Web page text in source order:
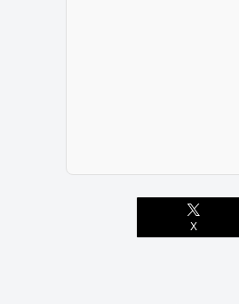
X